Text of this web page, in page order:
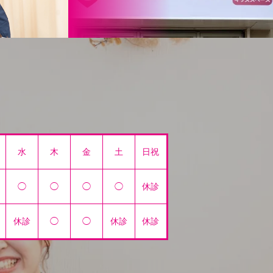
水 木 金 土 日祝
◯ ◯ ◯ ◯ 休診
休診 ◯ ◯ 休診 休診